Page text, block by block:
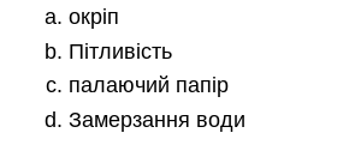
окріп
Пітливість
палаючий папір
Замерзання води